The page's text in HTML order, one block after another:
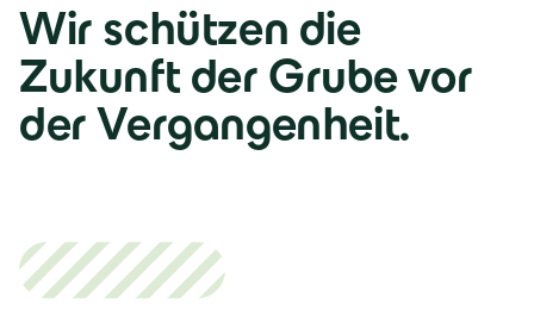
Wir schützen die
Zukunft der Grube vor
der Vergangenheit.